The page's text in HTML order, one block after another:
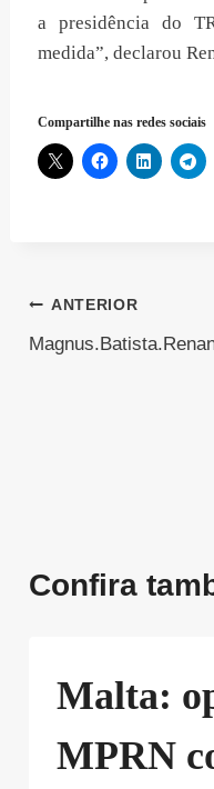
a presidência do
medida”, declarou
Compartilhe nas redes sociais
Navegação
de
ANTERIOR
Confira
Malta:
MPRN